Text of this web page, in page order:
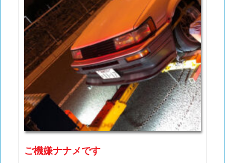
ご機嫌ナナメです